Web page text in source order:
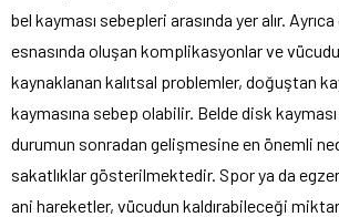
bel kayması sebepleri arasında yer alır.
esnasında oluşan komplikasyonlar ve
kaynaklanan kalıtsal problemler, doğuştan
kaymasına sebep olabilir. Belde disk
durumun sonradan gelişmesine en önemli
sakatlıklar gösterilmektedir. Spor ya da
ani hareketler, vücudun kaldırabileceği